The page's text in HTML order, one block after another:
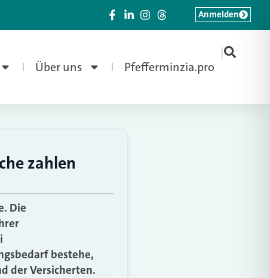
Über uns Pfefferminzia.pro
|
Anmelden
zahlen
Die
bestehe,
der Versicherten.